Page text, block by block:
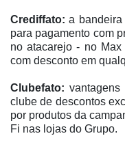
Crediffato:a bandeira
para pagamento com
no atacarejo - no
com desconto em
Clubefato:
clube de descontos
por produtos da
Fi nas lojas do Grupo.